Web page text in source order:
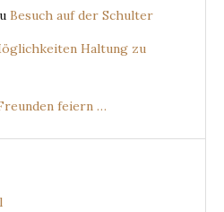
Besuch auf der Schulter
Haltung zu
feiern …